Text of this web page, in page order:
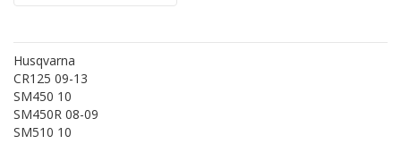
Husqvarna
CR125 09-13
SM450 10
SM450R 08-09
SM510 10